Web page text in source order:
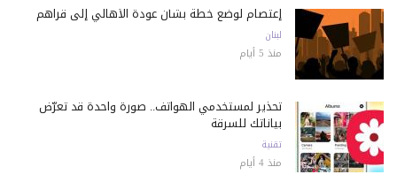
إعتصام لوضع خطة بشأن عودة الأهالي إلى قراهم
لبنان
منذ 5 أيام
تحذير لمستخدمي الهواتف.. صورة واحدة قد تعرّض
بياناتك للسرقة
تقنية
منذ 4 أيام